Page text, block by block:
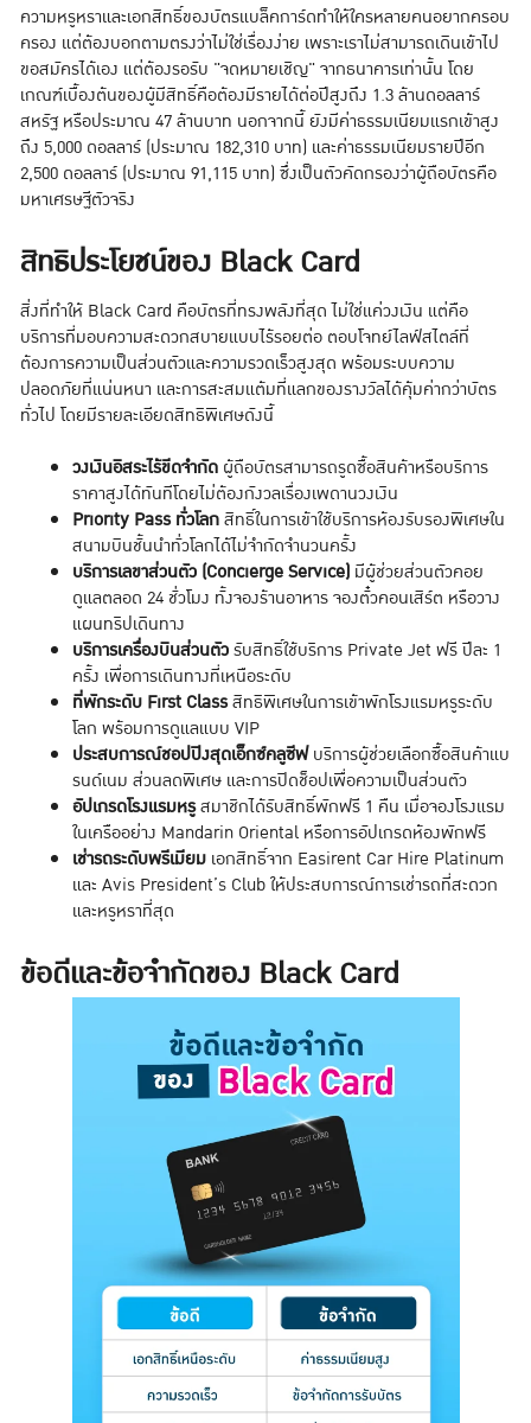
ความหรูหราและเอกสิทธิ์ของบัตรแบล็คการ์ดทำให้ใครหลายคนอยากครอบ
ครอง แต่ต้องบอกตามตรงว่าไม่ใช่เรื่องง่าย เพราะเราไม่สามารถเดินเข้าไป
ขอสมัครได้เอง แต่ต้องรอรับ "จดหมายเชิญ" จากธนาคารเท่านั้น โดย
เกณฑ์เบื้องต้นของผู้มีสิทธิ์คือต้องมีรายได้ต่อปีสูงถึง 1.3 ล้านดอลลาร์
สหรัฐ หรือประมาณ 47 ล้านบาท นอกจากนี้ ยังมีค่าธรรมเนียมแรกเข้าสูง
ถึง 5,000 ดอลลาร์ (ประมาณ 182,310 บาท) และค่าธรรมเนียมรายปีอีก
2,500 ดอลลาร์ (ประมาณ 91,115 บาท) ซึ่งเป็นตัวคัดกรองว่าผู้ถือบัตรคือ
มหาเศรษฐีตัวจริง
สิทธิประโยชน์ของ Black Card
สิ่งที่ทำให้ Black Card คือบัตรที่ทรงพลังที่สุด ไม่ใช่แค่วงเงิน แต่คือ
บริการที่มอบความสะดวกสบายแบบไร้รอยต่อ ตอบโจทย์ไลฟ์สไตล์ที่
ต้องการความเป็นส่วนตัวและความรวดเร็วสูงสุด พร้อมระบบความ
ปลอดภัยที่แน่นหนา และการสะสมแต้มที่แลกของรางวัลได้คุ้มค่ากว่าบัตร
ทั่วไป โดยมีรายละเอียดสิทธิพิเศษดังนี้
วงเงินอิสระไร้ขีดจำกัดผู้ถือบัตรสามารถรูดซื้อสินค้าหรือบริการ
ราคาสูงได้ทันทีโดยไม่ต้องกังวลเรื่องเพดานวงเงิน
Priority Pass ทั่วโลกสิทธิ์ในการเข้าใช้บริการห้องรับรองพิเศษใน
สนามบินชั้นนำทั่วโลกได้ไม่จำกัดจำนวนครั้ง
บริการเลขาส่วนตัว (Concierge Service)มีผู้ช่วยส่วนตัวคอย
ดูแลตลอด 24 ชั่วโมง ทั้งจองร้านอาหาร จองตั๋วคอนเสิร์ต หรือวาง
แผนทริปเดินทาง
บริการเครื่องบินส่วนตัวรับสิทธิ์ใช้บริการ Private Jet ฟรี ปีละ 1
ครั้ง เพื่อการเดินทางที่เหนือระดับ
ที่พักระดับ First Classสิทธิพิเศษในการเข้าพักโรงแรมหรูระดับ
โลก พร้อมการดูแลแบบ VIP
ประสบการณ์ชอปปิงสุดเอ็กซ์คลูซีฟบริการผู้ช่วยเลือกซื้อสินค้าแบ
รนด์เนม ส่วนลดพิเศษ และการปิดช็อปเพื่อความเป็นส่วนตัว
อัปเกรดโรงแรมหรูสมาชิกได้รับสิทธิ์พักฟรี 1 คืน เมื่อจองโรงแรม
ในเครืออย่าง Mandarin Oriental หรือการอัปเกรดห้องพักฟรี
เช่ารถระดับพรีเมียมเอกสิทธิ์จาก Easirent Car Hire Platinum
และ Avis President’s Club ให้ประสบการณ์การเช่ารถที่สะดวก
และหรูหราที่สุด
ข้อดีและข้อจำกัดของ Black Card